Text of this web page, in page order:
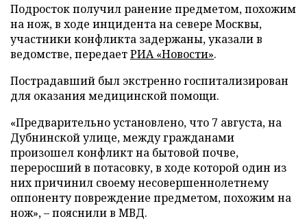
Подросток получил ранение предметом, похожим
на нож, в ходе инцидента на севере Москвы,
участники конфликта задержаны, указали в
ведомстве, передаетРИА «Новости».
Пострадавший был экстренно госпитализирован
для оказания медицинской помощи.
«Предварительно установлено, что 7 августа, на
Дубнинской улице, между гражданами
произошел конфликт на бытовой почве,
переросший в потасовку, в ходе которой один из
них причинил своему несовершеннолетнему
оппоненту повреждение предметом, похожим на
нож», – пояснили в МВД.